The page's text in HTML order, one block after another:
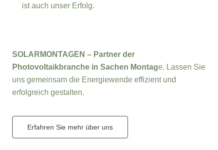
ist auch unser Erfolg.
SOLARMONTAGEN – Partner der
Photovoltaikbranche in Sachen Montage. Lassen Sie
uns gemeinsam die Energiewende effizient und
erfolgreich gestalten.
Erfahren Sie mehr über uns